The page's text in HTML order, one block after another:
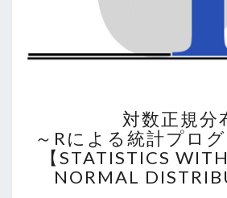
数
正
規
分
対数正規分
～Rによる統計プロ
【STATISTICS
NORMAL